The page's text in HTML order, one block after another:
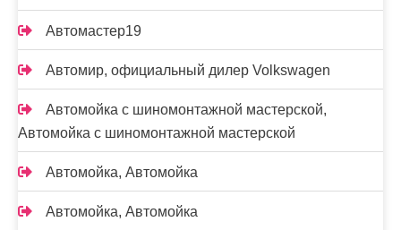
Автомастер19
Автомир, официальный дилер Volkswagen
Автомойка с шиномонтажной мастерской,
Автомойка с шиномонтажной мастерской
Автомойка, Автомойка
Автомойка, Автомойка